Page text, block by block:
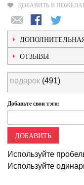
ДОБАВИТЬ В
ОТЗЫВЫ
подарок (491)
Добавьте свои тэги:
ДОБАВИТЬ
Используйте
Используйте